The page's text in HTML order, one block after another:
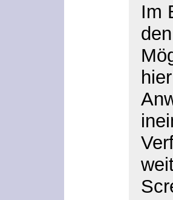
Im